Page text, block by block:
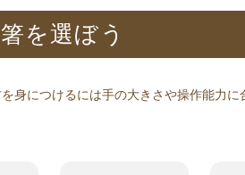
を​選ぼう​
身につけるには手の大きさや操作能力に